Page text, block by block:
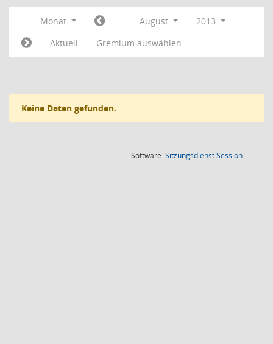
Monat August
2013
Aktuell
Gremium auswählen
Keine Daten gefunden.
Software:SitzungsdienstSession(Wird in